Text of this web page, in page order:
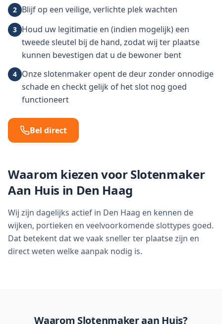
2 Blijf op een veilige, verlichte plek wachten
3 Houd uw legitimatie en (indien mogelijk) een
tweede sleutel bij de hand, zodat wij ter plaatse
kunnen bevestigen dat u de bewoner bent
4 Onze slotenmaker opent de deur zonder onnodige
schade en checkt gelijk of het slot nog goed
functioneert
Bel direct
Waarom kiezen voor Slotenmaker
Aan Huis in Den Haag
Wij zijn dagelijks actief in Den Haag en kennen de
wijken, portieken en veelvoorkomende slottypes goed.
Dat betekent dat we vaak sneller ter plaatse zijn en
direct weten welke aanpak nodig is.
Waarom Slotenmaker aan Huis?